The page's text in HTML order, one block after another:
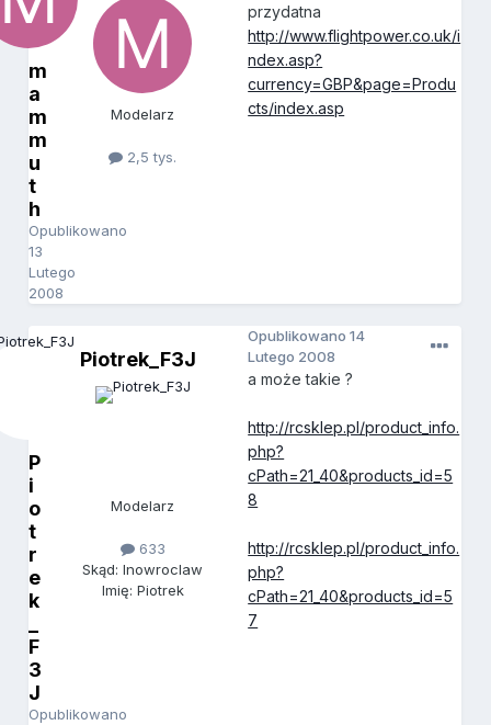
m
a
m
m
u
t
h
Opublikowano
13
Lutego
2008
Modelarz
2,5 tys.
przydatna
http://www.flightpower.co.uk/i
ndex.asp?
currency=GBP&page=Produ
cts/index.asp
P
i
o
t
r
e
k
F
3
J
Opublikowano
Piotrek_F3J
Modelarz
633
Skąd: Inowroclaw
Imię: Piotrek
Opublikowano14
Lutego 2008
a może takie ?
http://rcsklep.pl/product_info.
php?
cPath=21_40&products_id=5
8
http://rcsklep.pl/product_info.
php?
cPath=21_40&products_id=5
7